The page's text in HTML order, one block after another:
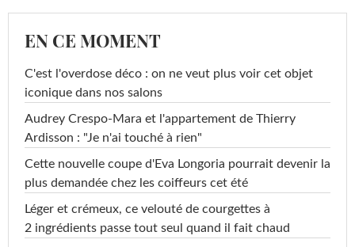
EN CE MOMENT
C'est l'overdose déco : on ne veut plus voir cet objet
iconique dans nos salons
Audrey Crespo-Mara et l'appartement de Thierry
Ardisson : "Je n'ai touché à rien"
Cette nouvelle coupe d'Eva Longoria pourrait devenir la
plus demandée chez les coiffeurs cet été
Léger et crémeux, ce velouté de courgettes à
2 ingrédients passe tout seul quand il fait chaud